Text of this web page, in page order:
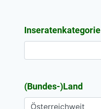
Inseratenkategorie
(Bundes-)Land